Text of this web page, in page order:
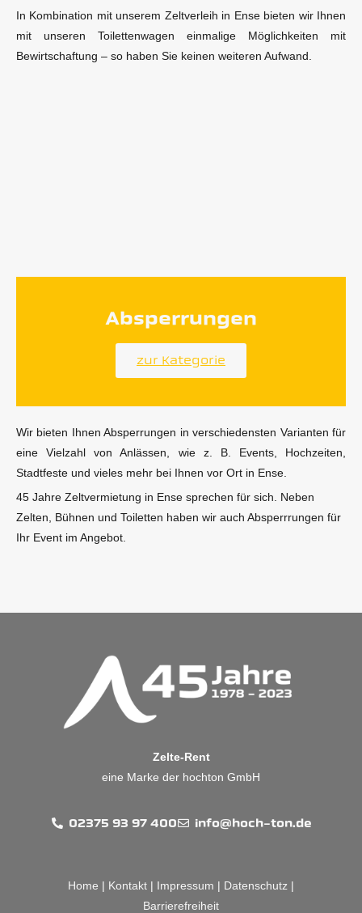
In Kombination mit unserem Zeltverleih in Ense bieten wir Ihnen
mit unseren Toilettenwagen einmalige Möglichkeiten mit
Bewirtschaftung – so haben Sie keinen weiteren Aufwand.
Absperrungen
zur Kategorie
Wir bieten Ihnen Absperrungen in verschiedensten Varianten für
eine Vielzahl von Anlässen, wie z. B. Events, Hochzeiten,
Stadtfeste und vieles mehr bei Ihnen vor Ort in Ense.
45 Jahre Zeltvermietung in Ense sprechen für sich. Neben
Zelten, Bühnen und Toiletten haben wir auch Absperrrungen für
Ihr Event im Angebot.
Zelte-Rent
eine Marke der hochton GmbH
02375 93 97 400 info@hoch-ton.de
Home | Kontakt | Impressum | Datenschutz |
Barrierefreiheit